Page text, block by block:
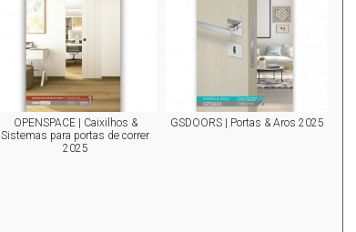
OPENSPACE | Caixilhos &
Sistemas para portas de correr
2025
GSDOORS | Portas & Aros 2025